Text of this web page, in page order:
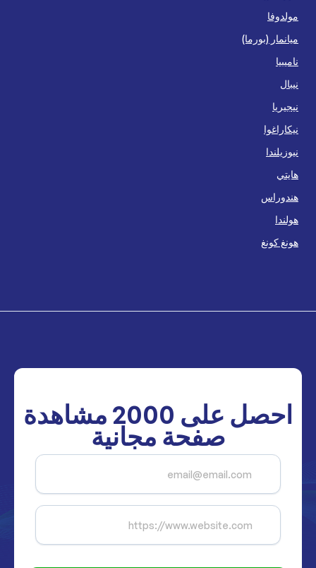
مولدوفا
ميانمار (بورما)
ناميبيا
نيبال
نيجيريا
نيكاراغوا
نيوزيلندا
هايتي
هندوراس
هولندا
هونغ كونغ
احصل على 2000 مشاهدة
صفحة مجانية